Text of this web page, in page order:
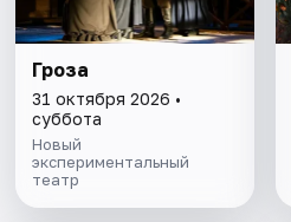
Гроза
31 октября 2026 •
суббота
Новый
экспериментальный
театр